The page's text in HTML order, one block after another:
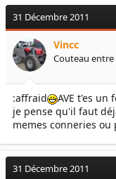
31 Décembre 2011
Vincc
Couteau entre
:affraid
AVE t'es un
je pense qu'il faut
memes conneries
31 Décembre 2011